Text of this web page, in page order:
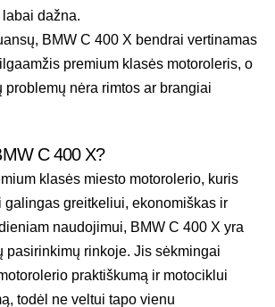
dažna.
BMW C 400 X bendrai vertinamas
premium klasės motoroleris, o
problemų nėra rimtos ar brangiai
C 400 X?
klasės miesto motorolerio, kuris
galingas greitkeliui, ekonomiškas ir
naudojimui, BMW C 400 X yra
pasirinkimų rinkoje. Jis sėkmingai
praktiškumą ir motociklui
todėl ne veltui tapo vienu